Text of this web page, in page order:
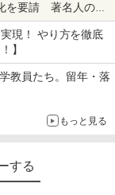
を要請 著名人の写
て
現！ やり方を徹底
】
教員たち。留年・落
もっと見る
する